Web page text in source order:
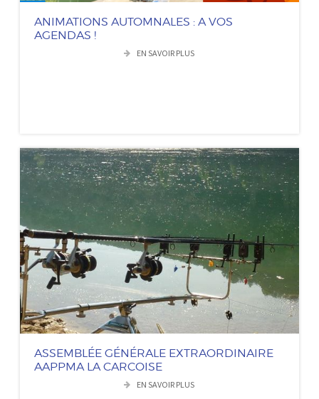
ANIMATIONS AUTOMNALES : A VOS
AGENDAS !
EN SAVOIR PLUS
ASSEMBLÉE GÉNÉRALE EXTRAORDINAIRE
AAPPMA LA CARCOISE
EN SAVOIR PLUS